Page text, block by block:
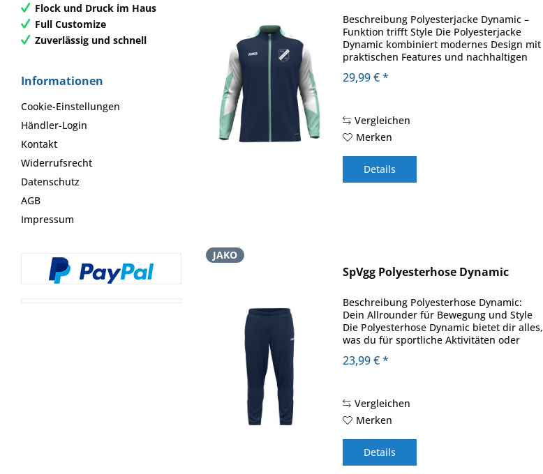
Flock und Druck im Haus
Full Customize
Zuverlässig und schnell
Informationen
Cookie-Einstellungen
Händler-Login
Kontakt
Widerrufsrecht
Datenschutz
AGB
Impressum
Beschreibung Polyesterjacke Dynamic –
Funktion trifft Style Die Polyesterjacke
Dynamic kombiniert modernes Design mit
praktischen Features und nachhaltigen
Kontrast setzt die Jacke stylische
29,99 € *
Vergleichen
Merken
Details
JAKO
SpVgg Polyesterhose Dynamic
Beschreibung Polyesterhose Dynamic:
Dein Allrounder für Bewegung und Style
Die Polyesterhose Dynamic bietet dir alles,
was du für sportliche Aktivitäten oder
Beinabschluss mit Reißverschluss und
23,99 € *
Vergleichen
Merken
Details